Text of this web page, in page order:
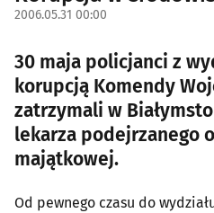
2006.05.31 00:00
30 maja policjanci z
korupcją Komendy
zatrzymali w
lekarza podejrzanego
majątkowej.
Od pewnego czasu do